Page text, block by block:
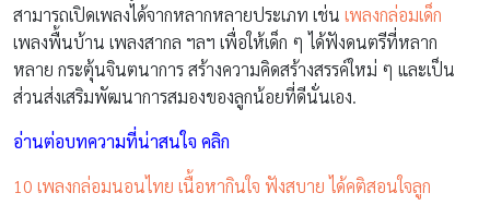
สามารถเปิดเพลงได้จากหลากหลายประเภท เช่น เพลงกล่อมเด็ก
เพลงพื้นบ้าน เพลงสากล ฯลฯ เพื่อให้เด็ก ๆ ได้ฟังดนตรีที่หลาก
หลาย กระตุ้นจินตนาการ สร้างความคิดสร้างสรรค์ใหม่ ๆ และเป็น
ส่วนส่งเสริมพัฒนาการสมองของลูกน้อยที่ดีนั่นเอง.
อ่านต่อบทความที่น่าสนใจ คลิก
10 เพลงกล่อมนอนไทย เนื้อหากินใจ ฟังสบาย ได้คติสอนใจลูก